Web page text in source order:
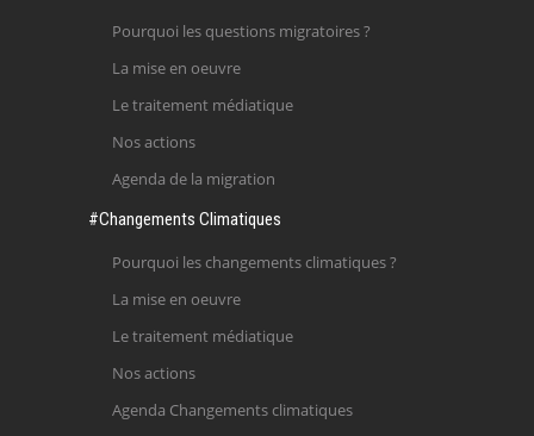
Pourquoi les questions migratoires ?
La mise en oeuvre
Le traitement médiatique
Nos actions
Agenda de la migration
#Changements Climatiques
Pourquoi les changements climatiques ?
La mise en oeuvre
Le traitement médiatique
Nos actions
Agenda Changements climatiques